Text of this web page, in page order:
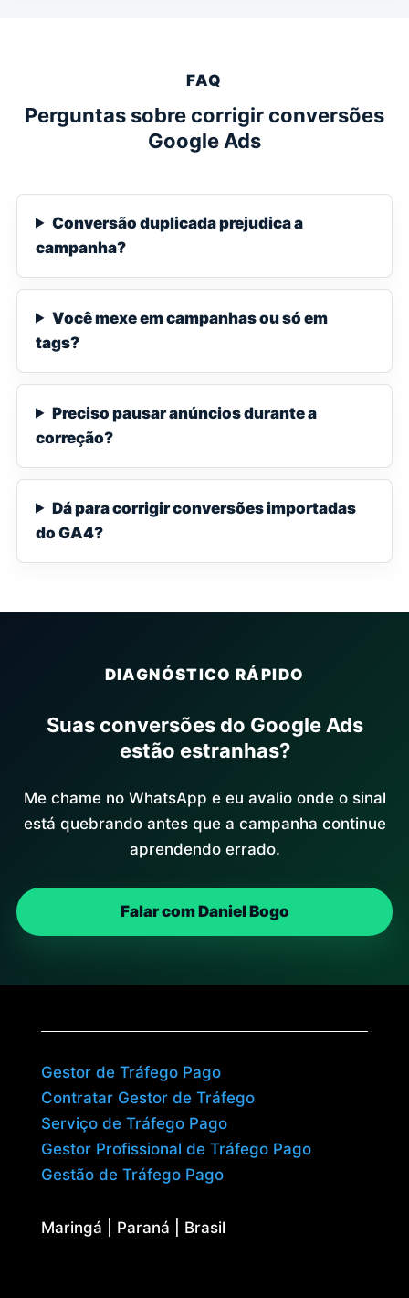
FAQ
Perguntas sobre corrigir conversões
Google Ads
Conversão duplicada prejudica a
campanha?
Você mexe em campanhas ou só em
tags?
Preciso pausar anúncios durante a
correção?
Dá para corrigir conversões importadas
do GA4?
DIAGNÓSTICO RÁPIDO
Suas conversões do Google Ads
estão estranhas?
Me chame no WhatsApp e eu avalio onde o sinal
está quebrando antes que a campanha continue
aprendendo errado.
Falar com Daniel Bogo
Gestor de Tráfego Pago
Contratar Gestor de Tráfego
Serviço de Tráfego Pago
Gestor Profissional de Tráfego Pago
Gestão de Tráfego Pago
Maringá | Paraná | Brasil